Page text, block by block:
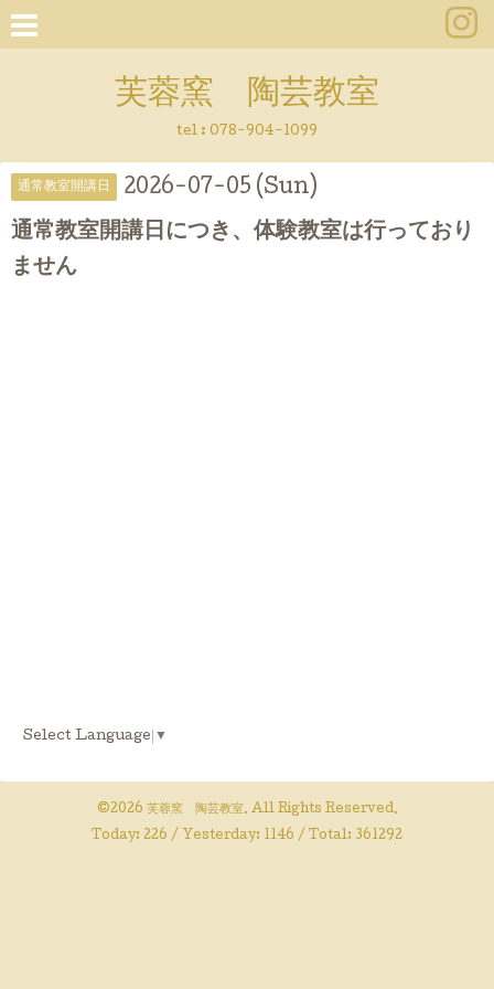
芙蓉窯 陶芸教室
tel : 078-904-1099
通常教室開講日 2026-07-05 (Sun)
通常教室開講日につき、体験教室は行っており
ません
Select Language ▼
©2026 芙蓉窯 陶芸教室. All Rights Reserved.
Today: 226 / Yesterday: 1146 / Total: 361292